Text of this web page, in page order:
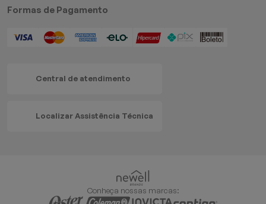
Formas de Pagamento
Central de atendimento
Localizar Assistência Técnica
Conheça nossas marcas: